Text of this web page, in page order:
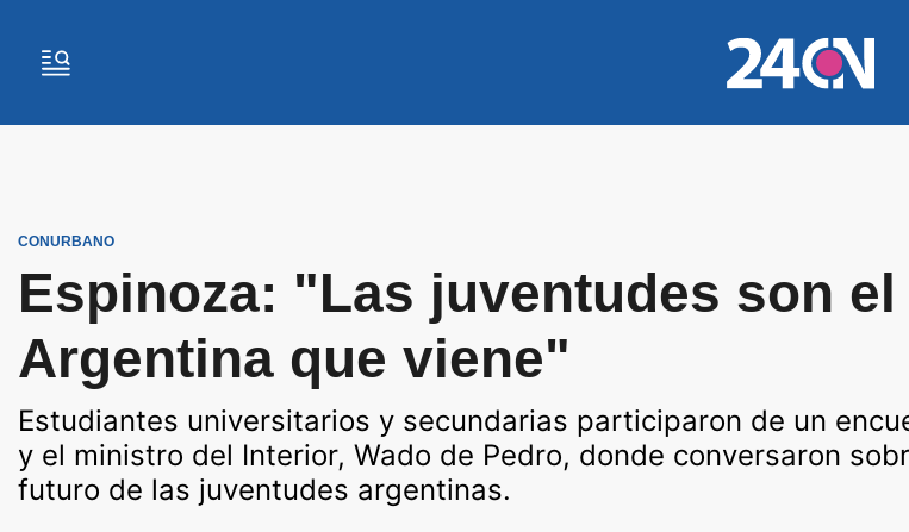
CONURBANO
Espinoza: "Las juventudes son
Argentina que viene"
Estudiantes universitarios y secundarias participaron de un
y el ministro del Interior, Wado de Pedro, donde conversaron
futuro de las juventudes argentinas.